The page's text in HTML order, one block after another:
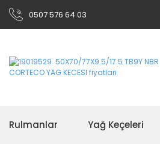
0507 576 64 03
Rulmanlar Yağ Keçeleri